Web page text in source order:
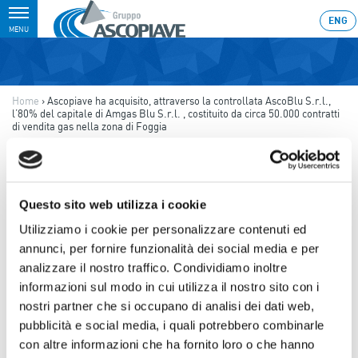
Questo sito web utilizza i cookie
Utilizziamo i cookie per personalizzare contenuti ed
annunci, per fornire funzionalità dei social media e per
analizzare il nostro traffico. Condividiamo inoltre
informazioni sul modo in cui utilizza il nostro sito con i
nostri partner che si occupano di analisi dei dati web,
pubblicità e social media, i quali potrebbero combinarle
con altre informazioni che ha fornito loro o che hanno
Toggle
navigation
MENU
ENG
Home ›Ascopiave ha acquisito, attraverso la controllata AscoBlu S.r.l.,
l’80% del capitale di Amgas Blu S.r.l. , costituito da circa 50.000 contratti
di vendita gas nella zona di Foggia
Ultimo aggiornamento: 30/06/2011 23:46
ASCOPIAVE HA ACQUISITO,
ATTRAVERSO LA
CONTROLLATA ASCOBLU
S.R.L., L’80% DEL CAPITALE
DI AMGAS BLU S.R.L. ,